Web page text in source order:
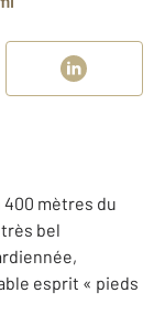
400 mètres du
bel
esprit « pieds